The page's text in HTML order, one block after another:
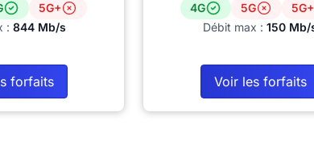
5G+
: 844 Mb/s
forfaits
4G 5G
5G+
Débit max : 150 Mb/
Voir les forfaits